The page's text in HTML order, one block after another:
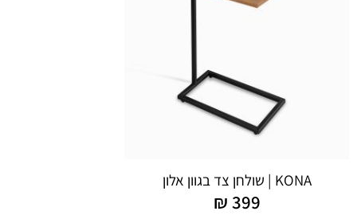
KONA | שולחן צד בגוון אלון
₪ 399